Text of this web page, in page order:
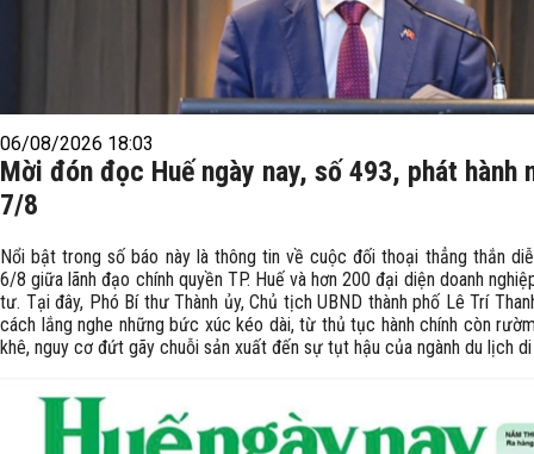
06/08/2026 18:03
Mời đón đọc Huế ngày nay, số 493, phát hành
7/8
Nổi bật trong số báo này là thông tin về cuộc đối thoại thẳng thắn
6/8 giữa lãnh đạo chính quyền TP. Huế và hơn 200 đại diện doanh
tư. Tại đây, Phó Bí thư Thành ủy, Chủ tịch UBND thành phố Lê Trí
cách lắng nghe những bức xúc kéo dài, từ thủ tục hành chính còn
khê, nguy cơ đứt gãy chuỗi sản xuất đến sự tụt hậu của ngành du lịch di